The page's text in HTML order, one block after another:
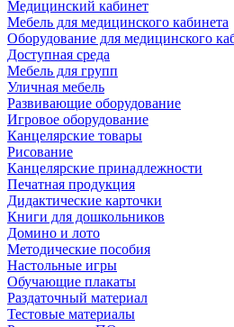
Медицинский кабинет
Мебель для медицинского кабинета
Оборудование для медицинского
Доступная среда
Мебель для групп
Уличная мебель
Развивающие оборудование
Игровое оборудование
Канцелярские товары
Рисование
Канцелярские принадлежности
Печатная продукция
Дидактические карточки
Книги для дошкольников
Домино и лото
Методические пособия
Настольные игры
Обучающие плакаты
Раздаточный материал
Тестовые материалы